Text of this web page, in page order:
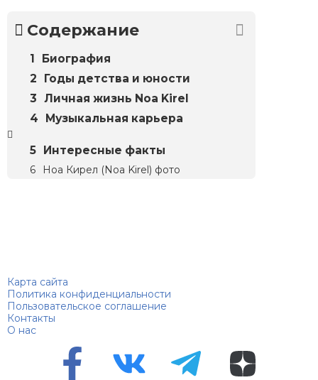
Содержание
Биография
Годы детства и юности
Личная жизнь Noa Kirel
Музыкальная карьера
Интересные факты
Ноа Кирел (Noa Kirel) фото
Карта сайта
Политика конфиденциальности
Пользовательское соглашение
Контакты
О нас